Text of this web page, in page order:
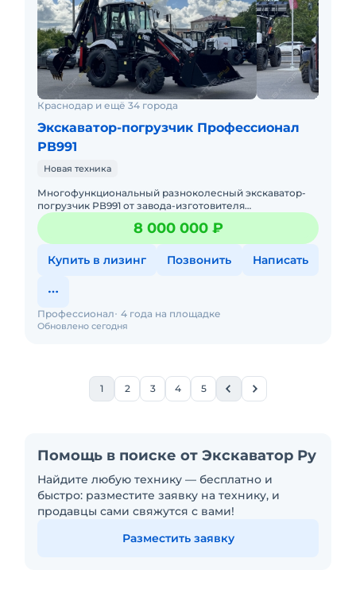
Краснодар и ещё 34 города
Экскаватор-погрузчик Профессионал
РВ991
Новая техника
Многофункциональный разноколесный экскаватор-
погрузчик РВ991 от завода-изготовителя
«Профессионал» Включен в реестр Российской
промышленной продукц8 000 000 ₽
Купить в лизинг Позвонить Написать
Обновлено сегодня
Профессионал 4 года на площадке
1 2 3 4 5
Помощь в поиске от Экскаватор Ру
Найдите любую технику — бесплатно и
быстро: разместите заявку на технику, и
продавцы сами свяжутся с вами!
Разместить заявку